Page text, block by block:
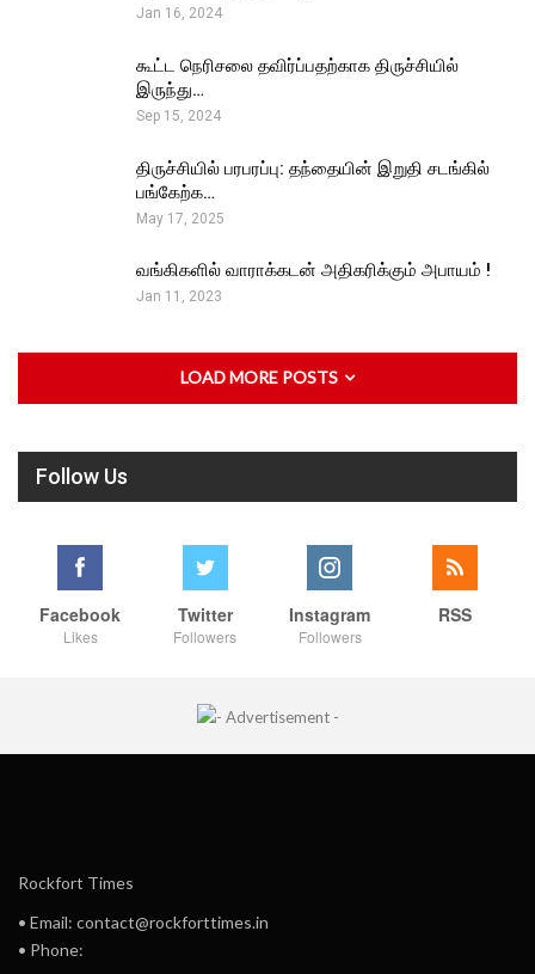
Jan 16, 2024
கூட்ட நெரிசலை தவிர்ப்பதற்காக திருச்சியில்
இருந்து…
Sep 15, 2024
திருச்சியில் பரபரப்பு: தந்தையின் இறுதி சடங்கில்
பங்கேற்க…
May 17, 2025
வங்கிகளில் வாராக்கடன் அதிகரிக்கும் அபாயம் !
Jan 11, 2023
LOAD MORE POSTS
Follow Us
Facebook
Likes
Twitter
Followers
Instagram
Followers
RSS
Rockfort Times
• Email: contact@rockforttimes.in
• Phone: